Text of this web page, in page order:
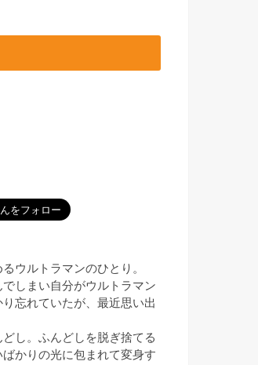
ウルトラマンのひとり。
しまい自分がウルトラマン
忘れていたが、最近思い出
し。ふんどしを脱ぎ捨てる
かりの光に包まれて変身す